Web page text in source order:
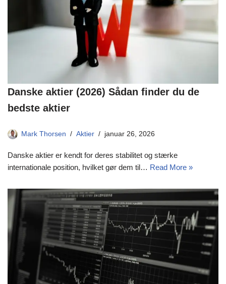
Danske aktier (2026) Sådan finder du de
bedste aktier
Mark Thorsen Aktier januar 26, 2026
Danske aktier er kendt for deres stabilitet og stærke
internationale position, hvilket gør dem til… Read More »